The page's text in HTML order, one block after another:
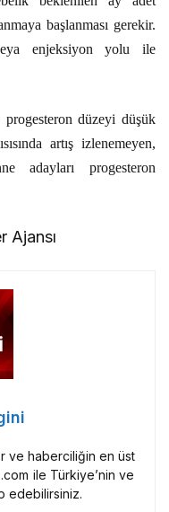
başlanması gerekir.
enjeksiyon yolu ile
düzeyi düşük
artış izlenemeyen,
adayları progesteron
Ajansı
ve haberciliğin en üst
ile Türkiye’nin ve
edebilirsiniz.